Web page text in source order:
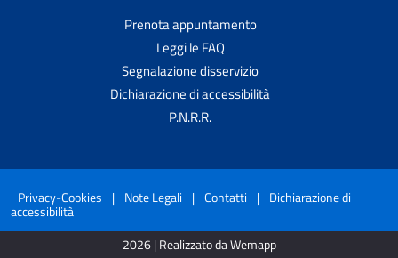
Prenota appuntamento
Leggi le FAQ
Segnalazione disservizio
Dichiarazione di accessibilità
P.N.R.R.
Privacy-Cookies | Note Legali | Contatti | Dichiarazione di
accessibilità
2026 | Realizzato da Wemapp